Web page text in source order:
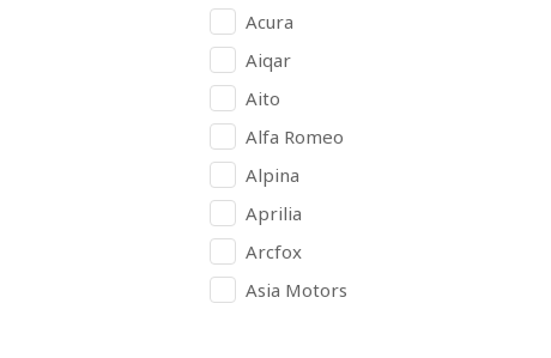
Acura
Aiqar
Aito
Alfa Romeo
Alpina
Aprilia
Arcfox
Asia Motors